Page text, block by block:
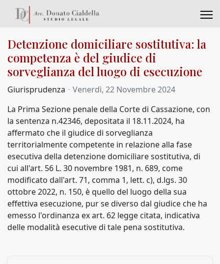
Detenzione domiciliare sostitutiva: la
competenza è del giudice di
sorveglianza del luogo di esecuzione
Giurisprudenza
Venerdì, 22 Novembre 2024
La Prima Sezione penale della Corte di Cassazione, con
la sentenza n.42346, depositata il 18.11.2024, ha
affermato che il giudice di sorveglianza
territorialmente competente in relazione alla fase
esecutiva della detenzione domiciliare sostitutiva, di
cui all'art. 56 L. 30 novembre 1981, n. 689, come
modificato dall'art. 71, comma 1, lett. c), d.lgs. 30
ottobre 2022, n. 150, è quello del luogo della sua
effettiva esecuzione, pur se diverso dal giudice che ha
emesso l'ordinanza ex art. 62 legge citata, indicativa
delle modalità esecutive di tale pena sostitutiva.